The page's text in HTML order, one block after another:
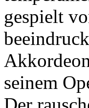
gespielt
seinem